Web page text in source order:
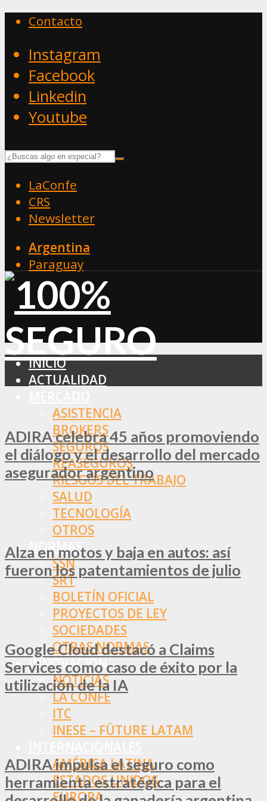
Contacto
Instagram
Facebook
Linkedin
Youtube
LaConfe
CRS
Newsletter
Argentina
Paraguay
INICIO
ACTUALIDAD
ASISTENCIA
BROKERS
SEGUROS
REASEGUROS
RIESGOS DEL TRABAJO
SALUD
TECNOLOGÍA
OTROS
NORMAS
SSN
SRT
BOLETÍN OFICIAL
PROYECTOS DE LEY
SOCIEDADES
OTRAS NORMAS
INNOVACIÓN
NOTICIAS
LA CONFE
ITC
INESE – FÜTURE LATAM
AMÉRICA LATINA
ESTADOS UNIDOS
EUROPA
ADIRA celebra 45 años promoviendo
el diálogo y el desarrollo del mercado
asegurador argentino
Alza en motos y baja en autos: así
fueron los patentamientos de julio
Google Cloud destacó a Claims
Services como caso de éxito por la
utilización de la IA
ADIRA impulsa el seguro como
herramienta estratégica para el